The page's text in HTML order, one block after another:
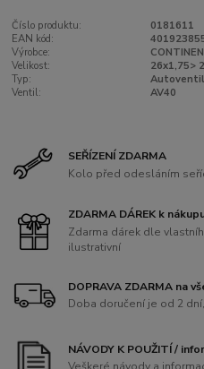
Číslo produktu:
0181611
EAN kód:
Výrobce:
Velikost:
26x1,75>
Typ:
Autoventil
Ventil:
AV40
SEŘÍZENÍ ZDARMA
Kolo před odesláním
ZDARMA DÁREK k
Zdarma dárek dle
ilustrativní
DOPRAVA ZDARMA na
Doba doručení je od 2
NÁVODY K POUŽITÍ /